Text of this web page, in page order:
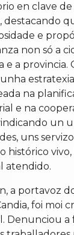
en clave
e
non só a
e a provincia.
na
e na
un
uns
histórico
atendido.
a portavoz
foi moi
Denunciou a